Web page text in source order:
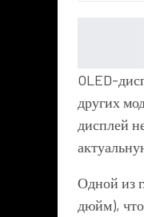
OLED-
других
дисплей
Одной из
дюйм), что